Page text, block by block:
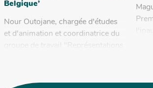
Belgique’
Nour Outojane, chargée d'études
et d'animation et coordinatrice du
groupe de travail "Représentations
était intervenue ce lundi sur